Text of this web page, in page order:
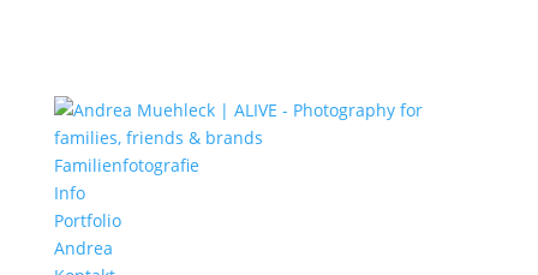
Familienfotografie
Info
Portfolio
Andrea